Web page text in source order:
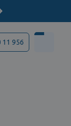
11 956